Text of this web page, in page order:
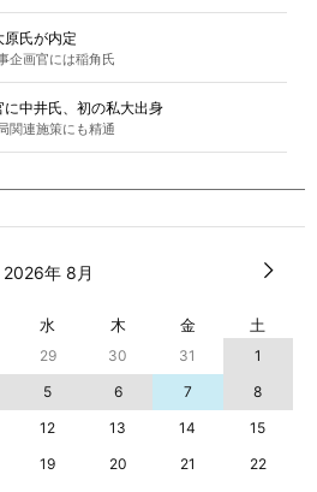
氏が内定
企画官には稲角氏
中井氏、初の私大出身
関連施策にも精通
2026年 8月
水 木 金 土
29 30 31
1
5 6 7
8
12 13 14
15
19 20 21
22